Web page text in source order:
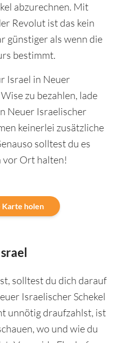
abzurechnen. Mit
Revolut ist das kein
günstiger als wenn die
bestimmt.
Israel in Neuer
zu bezahlen, lade
Neuer Israelischer
keinerlei zusätzliche
solltest du es
vor Ort halten!
holen
solltest du dich darauf
Israelischer Schekel
unnötig draufzahlst, ist
wo und wie du